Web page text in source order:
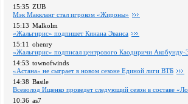
15:35 ZUB
Мэк Маккланг стал игроком «Жироны»
15:13 Malkolm
«Жальгирис» подпишет Кинана Эванса
15:11 ohenry
«Жальгирис» подписал центрового Каодиричи Акобунду-
14:53 townofwinds
«Астана» не сыграет в новом сезоне Единой лиги ВТБ
14:38 Basile
Всеволод Ищенко проведет следующий сезон в составе
10:36 as7